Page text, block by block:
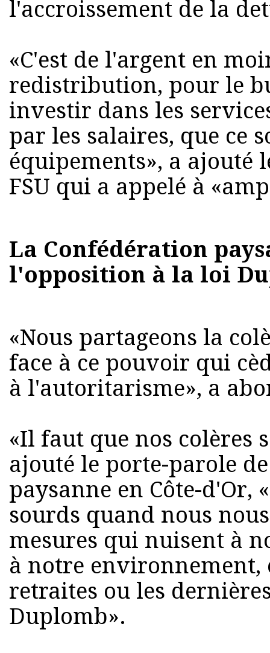
l'accroissement de la
«C'est de l'argent en
redistribution, pour le
investir dans les
par les salaires, que ce
équipements», a ajouté
FSU qui a appelé à
La Confédération
l'opposition à la loi
«Nous partageons la
face à ce pouvoir qui
à l'autoritarisme», a
«Il faut que nos colères
ajouté le porte-parole
paysanne en Côte-d'Or,
sourds quand nous
mesures qui nuisent à
à notre environnement,
retraites ou les
Duplomb».